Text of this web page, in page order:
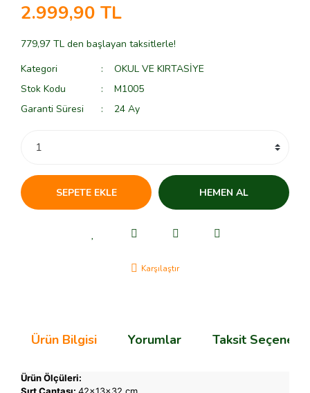
2.999,90 TL
779,97 TL den başlayan taksitlerle!
Kategori
OKUL VE KIRTASİYE
Stok Kodu
M1005
Garanti Süresi
24 Ay
SEPETE EKLE HEMEN AL
Karşılaştır
Ürün Bilgisi Yorumlar Taksit
Ürün Ölçüleri: